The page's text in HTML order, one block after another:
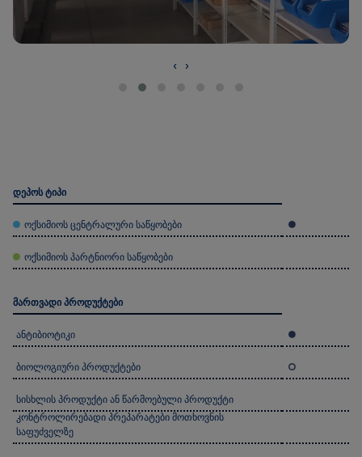
‹ ›
დეპოს ტიპი
ოქსიმიოს ცენტრალური საწყობები
ოქსიმიოს პარტნიორი საწყობები
მართვადი პროდუქტები
ანტიბიოტიკი
ბიოლოგიური პროდუქტები
სისხლის პროდუქტი ან წარმოებული პროდუქტი
კონტროლირებადი პრეპარატები მოთხოვნის
საფუძველზე